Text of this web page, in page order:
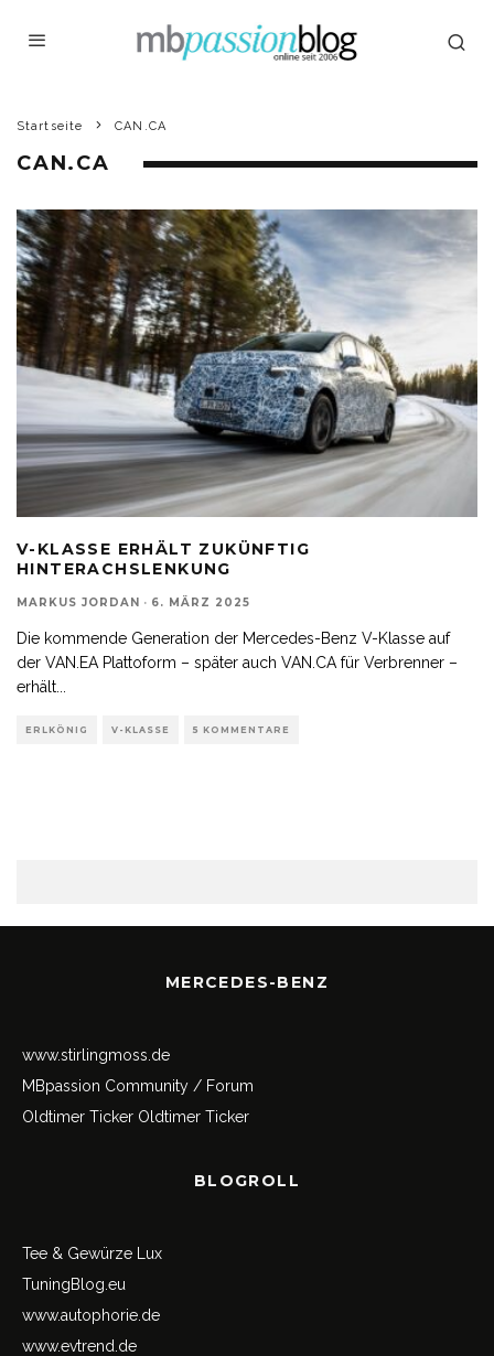
Startseite CAN.CA
CAN.CA
V-KLASSE ERHÄLT ZUKÜNFTIG
HINTERACHSLENKUNG
MARKUS JORDAN · 6. MÄRZ 2025
Die kommende Generation der Mercedes-Benz V-Klasse auf
der VAN.EA Plattoform – später auch VAN.CA für Verbrenner –
erhält
ERLKÖNIG V-KLASSE 5 KOMMENTARE
MERCEDES-BENZ
www.stirlingmoss.de
MBpassion Community / Forum
Oldtimer Ticker Oldtimer Ticker
BLOGROLL
Tee & Gewürze Lux
TuningBlog.eu
www.autophorie.de
www.evtrend.de